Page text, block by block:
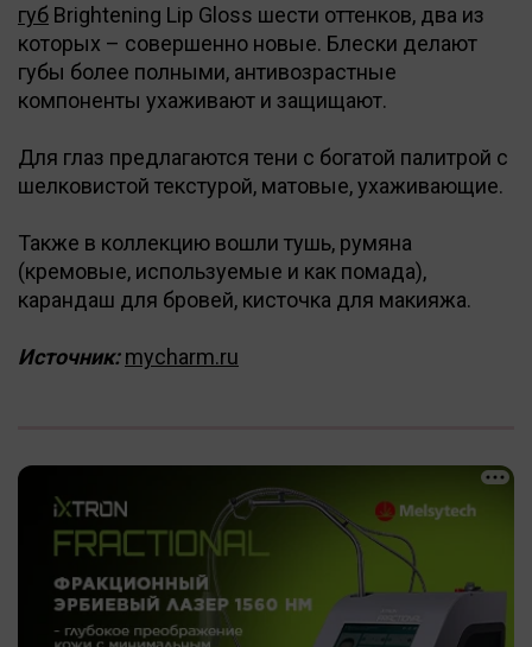
губ Brightening Lip Gloss шести оттенков, два из
которых – совершенно новые. Блески делают
губы более полными, антивозрастные
компоненты ухаживают и защищают.
Для глаз предлагаются тени с богатой палитрой с
шелковистой текстурой, матовые, ухаживающие.
Также в коллекцию вошли тушь, румяна
(кремовые, используемые и как помада),
карандаш для бровей, кисточка для макияжа.
Источник: mycharm.ru